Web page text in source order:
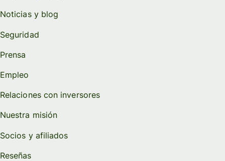
Noticias y blog
Seguridad
Prensa
Empleo
Relaciones con inversores
Nuestra misión
Socios y afiliados
Reseñas